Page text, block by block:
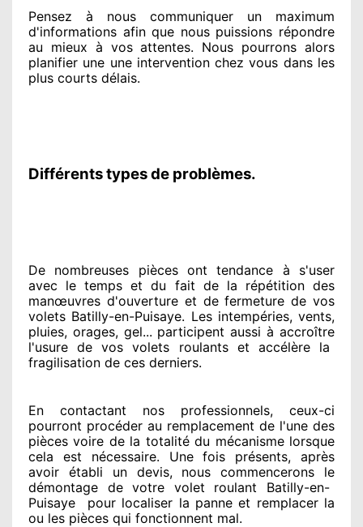
Pensez à nous communiquer un maximum
d'informations afin que nous puissions répondre
au mieux à vos attentes. Nous pourrons alors
planifier une une intervention chez vous dans les
plus courts délais.
Différents types de problèmes.
De nombreuses pièces ont tendance à s'user
avec le temps et du fait de la répétition des
manœuvres d'ouverture et de fermeture de vos
volets Batilly-en-Puisaye. Les intempéries, vents,
pluies, orages, gel... participent aussi à accroître
l'usure de vos volets roulants et accélère la
fragilisation de ces derniers.
En contactant nos professionnels, ceux-ci
pourront procéder au remplacement de l'une des
pièces voire de la totalitédu mécanisme lorsque
cela est nécessaire. Une fois présents, après
avoir établi un devis, nous commencerons le
démontage de votre volet roulant Batilly-en-
Puisaye
pourlocaliser la panne et remplacerla
ou les pièces qui fonctionnent mal.